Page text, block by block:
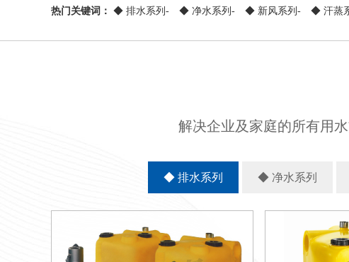
热门关键词： ◆ 排水系列- ◆ 净水系列- ◆ 新风系列- ◆ 汗蒸
解决企业及家庭的所有用
◆ 排水系列 ◆ 净水系列